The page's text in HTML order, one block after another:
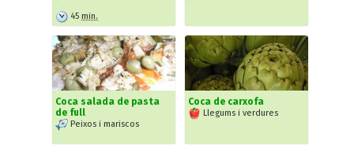
45 min.
Coca salada de pasta
de full
Peixos i mariscos
Coca de carxofa
Llegums i verdures